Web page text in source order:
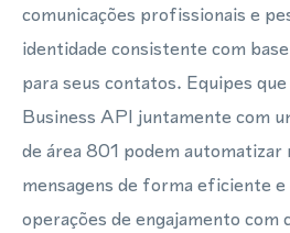
comunicações profissionais e
identidade consistente com
para seus contatos. Equipes
Business API juntamente com
de área 801 podem
mensagens de forma eficiente e
operações de engajamento com